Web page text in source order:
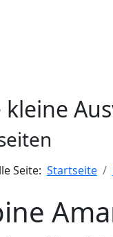
kleine
Seite: Startseite